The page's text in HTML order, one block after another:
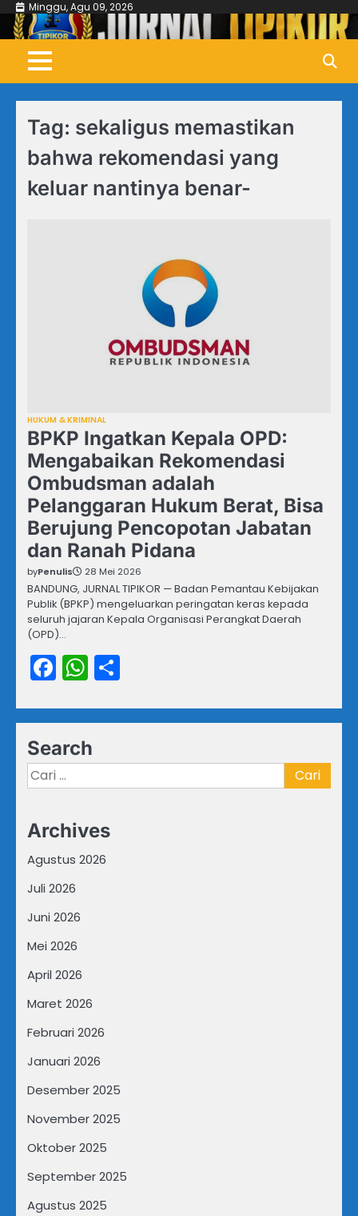
Skip
content
Minggu, Agu 09, 2026
Tag: sekaligus memastikan
bahwa rekomendasi yang
keluar nantinya benar-
HUKUM & KRIMINAL
BPKP Ingatkan Kepala OPD:
Mengabaikan Rekomendasi
Ombudsman adalah
Pelanggaran Hukum Berat, Bisa
Berujung Pencopotan Jabatan
dan Ranah Pidana
byPenulis 28 Mei 2026
BANDUNG, JURNAL TIPIKOR — Badan Pemantau Kebijakan
Publik (BPKP) mengeluarkan peringatan keras kepada
seluruh jajaran Kepala Organisasi Perangkat Daerah
(OPD)…
Facebook
WhatsApp
Search
Cari
untuk:
Archives
Agustus 2026
Juli 2026
Juni 2026
Mei 2026
April 2026
Maret 2026
Februari 2026
Januari 2026
Desember 2025
November 2025
Oktober 2025
September 2025
Agustus 2025